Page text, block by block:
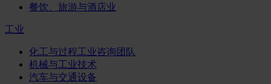
餐饮、旅游与酒店业
工业
化工与过程工业咨询团队
机械与工业技术
汽车与交通设备